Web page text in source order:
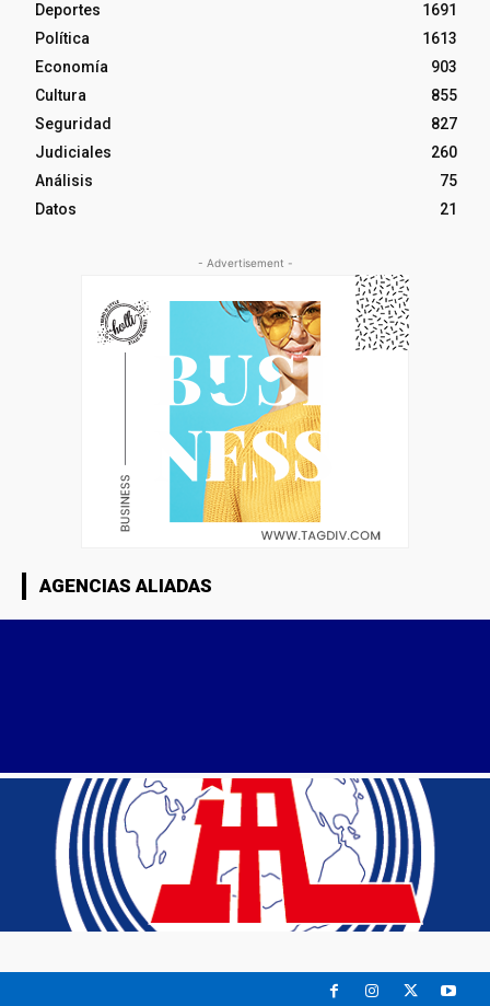
Deportes
1691
Política
1613
Economía
903
Cultura
855
Seguridad
827
Judiciales
260
Análisis
75
Datos
21
- Advertisement -
AGENCIAS ALIADAS